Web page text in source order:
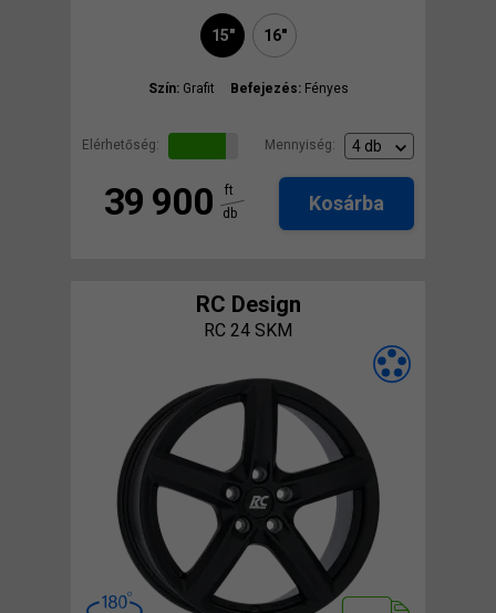
15" 16"
Szín: Grafit Befejezés: Fényes
Elérhetőség: Mennyiség:
39 900
ft
db
Kosárba
RC Design
RC 24 SKM